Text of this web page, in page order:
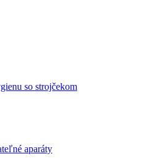
so strojčekom
aparáty